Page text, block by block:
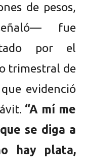
de pesos,
fue
por el
trimestral de
evidenció
“A mí me
se diga a
hay plata,